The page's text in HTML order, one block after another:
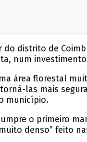
do distrito de
num
área florestal
las mais
município.
o primeiro
denso” feito